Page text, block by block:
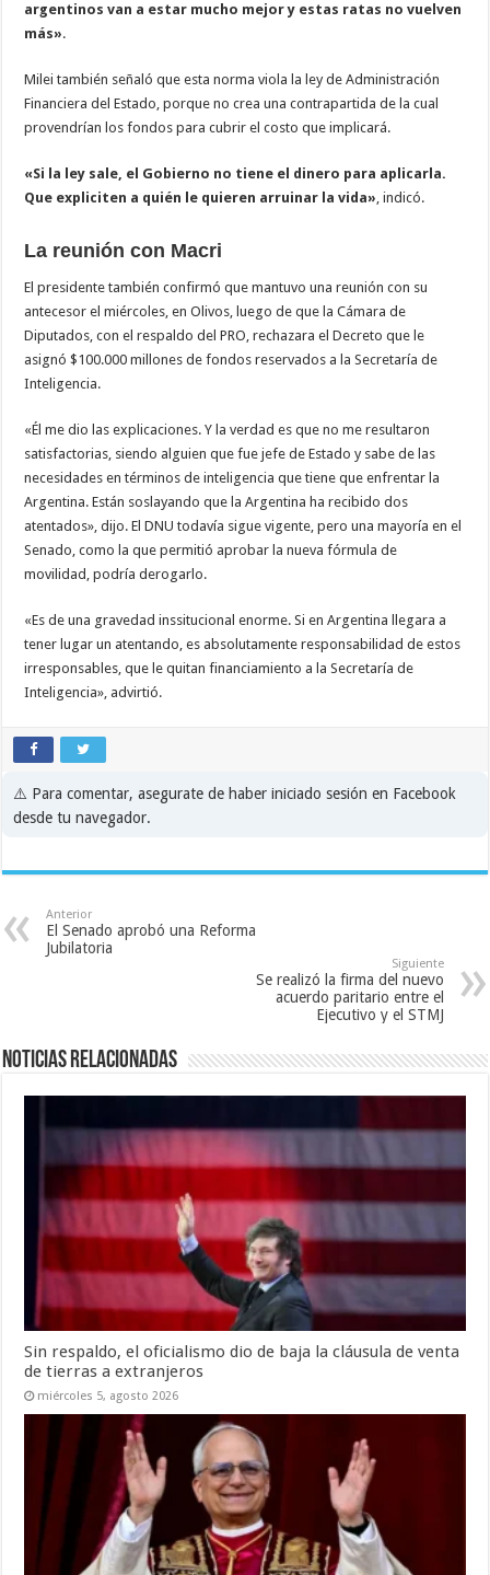
argentinos van a estar mucho mejor y estas ratas no vuelven
más».
Milei también señaló que esta norma viola la ley de Administración
Financiera del Estado, porque no crea una contrapartida de la cual
provendrían los fondos para cubrir el costo que implicará.
«Si la ley sale, el Gobierno no tiene el dinero para aplicarla.
Que expliciten a quién le quieren arruinar la vida», indicó.
La reunión con Macri
El presidente también confirmó que mantuvo una reunión con su
antecesor el miércoles, en Olivos, luego de que la Cámara de
Diputados, con el respaldo del PRO, rechazara el Decreto que le
asignó $100.000 millones de fondos reservados a la Secretaría de
Inteligencia.
«Él me dio las explicaciones. Y la verdad es que no me resultaron
satisfactorias, siendo alguien que fue jefe de Estado y sabe de las
necesidades en términos de inteligencia que tiene que enfrentar la
Argentina. Están soslayando que la Argentina ha recibido dos
atentados», dijo. El DNU todavía sigue vigente, pero una mayoría en el
Senado, como la que permitió aprobar la nueva fórmula de
movilidad, podría derogarlo.
«Es de una gravedad inssitucional enorme. Si en Argentina llegara a
tener lugar un atentando, es absolutamente responsabilidad de estos
irresponsables, que le quitan financiamiento a la Secretaría de
Inteligencia», advirtió.
⚠️ Para comentar, asegurate de haber iniciado sesión en Facebook
desde tu navegador.
Anterior
El Senado aprobó una Reforma
Jubilatoria
Siguiente
Se realizó la firma del nuevo
acuerdo paritario entre el
Ejecutivo y el STMJ
Noticias relacionadas
Sin respaldo, el oficialismo dio de baja la cláusula de venta
de tierras a extranjeros
miércoles 5, agosto 2026